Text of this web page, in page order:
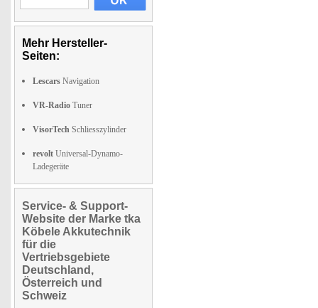
Mehr Hersteller-
Seiten:
Lescars Navigation
VR-Radio Tuner
VisorTech Schliesszylinder
revolt Universal-Dynamo-
Ladegeräte
Service- & Support-
Website der Marke tka
Köbele Akkutechnik
für die
Vertriebsgebiete
Deutschland,
Österreich und
Schweiz